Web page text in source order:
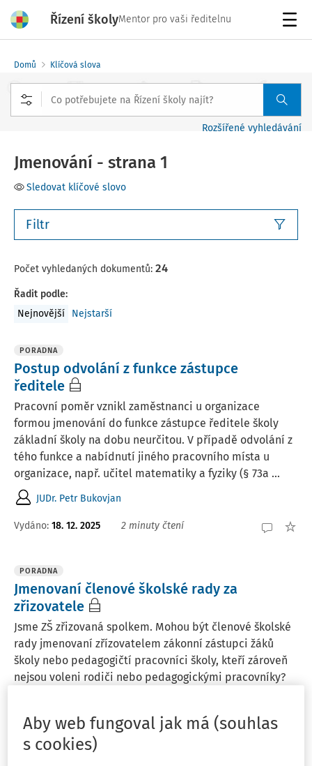
Řízení školyMentor pro vaši ředitelnu
Domů Klíčová slova
Rozšířené vyhledávání
Jmenování - strana 1
Sledovat klíčové slovo
Filtr
Počet vyhledaných dokumentů: 24
Řadit podle:
Nejnovější
Nejstarší
PORADNA
Postup odvolání z funkce zástupce
ředitele
Pracovní poměr vznikl zaměstnanci u organizace
formou jmenování do funkce zástupce ředitele školy
základní školy na dobu neurčitou. V případě odvolání z
tého funkce a nabídnutí jiného pracovního místa u
organizace, např. učitel matematiky a fyziky (§ 73a ...
JUDr. Petr Bukovjan
Vydáno: 18. 12. 2025 2 minuty čtení
PORADNA
Jmenovaní členové školské rady za
zřizovatele
Jsme ZŠ zřizovaná spolkem. Mohou být členové školské
rady jmenovaní zřízovatelem zákonní zástupci žáků
školy nebo pedagogičtí pracovníci školy, kteří zároveň
nejsou voleni rodiči nebo pedagogickými pracovníky?
Vydáno: 10. 11. 2025 1 minuta čtení
Aby web fungoval jak má (souhlas
s cookies)